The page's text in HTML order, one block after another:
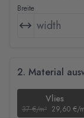
Breite
2. Material
Vlies
37 €/m² 29,60 €/